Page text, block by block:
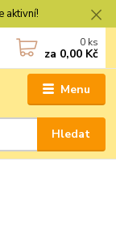
aktivní!
Menu
Hledat
0 ks
za 0,00 Kč